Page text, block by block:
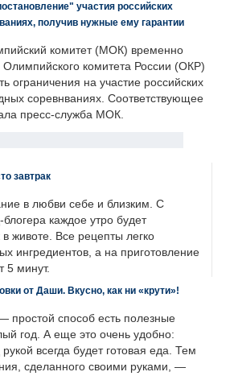
участия российских
получив нужные ему гарантии
комитет (МОК) временно
Олимпийского комитета России (ОКР)
ограничения на участие российских
соревнваниях. Соответствующее
пресс-служба МОК.
завтрак
в любви себе и близким. С
каждое утро будет
в животе. Все рецепты легко
ингредиентов, а на приготовление
5 минут.
от Даши. Вкусно, как ни «крути»!
простой способ есть полезные
год. А еще это очень удобно:
всегда будет готовая еда. Тем
сделанного своими руками, —